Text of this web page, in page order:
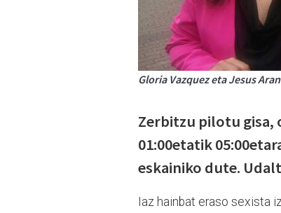
Gloria Vazquez eta Jesus
Zerbitzu pilotu gisa,
01:00etatik
eskainiko dute.
Iaz hainbat eraso sexista